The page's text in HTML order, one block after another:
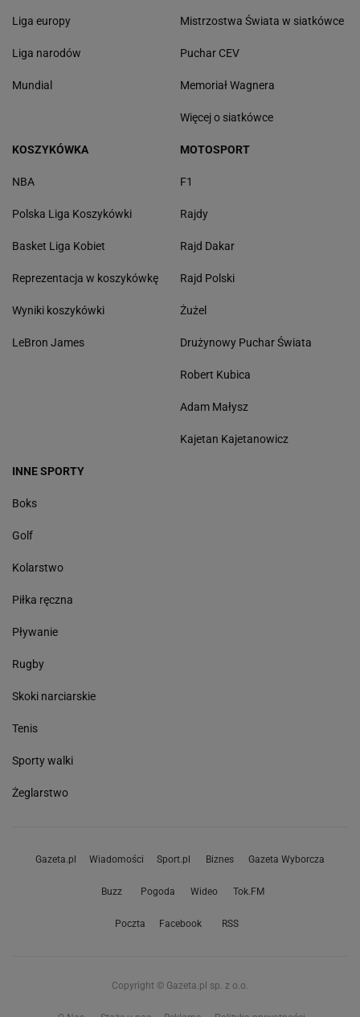
Liga europy
Liga narodów
Mundial
Mistrzostwa Świata w siatkówce
Puchar CEV
Memoriał Wagnera
Więcej o siatkówce
KOSZYKÓWKA
NBA
Polska Liga Koszykówki
Basket Liga Kobiet
Reprezentacja w koszykówkę
Wyniki koszykówki
LeBron James
MOTOSPORT
F1
Rajdy
Rajd Dakar
Rajd Polski
Żużel
Drużynowy Puchar Świata
Robert Kubica
Adam Małysz
Kajetan Kajetanowicz
INNE SPORTY
Boks
Golf
Kolarstwo
Piłka ręczna
Pływanie
Rugby
Skoki narciarskie
Tenis
Sporty walki
Żeglarstwo
Gazeta.pl Wiadomości Sport.pl Biznes Gazeta Wyborcza
Buzz Pogoda Wideo Tok.FM
Poczta Facebook RSS
Copyright © Gazeta.pl sp. z o.o.